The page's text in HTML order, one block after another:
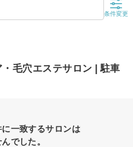
条件変更
毛穴エステサロン | 駐車
一致するサロンは
でした。